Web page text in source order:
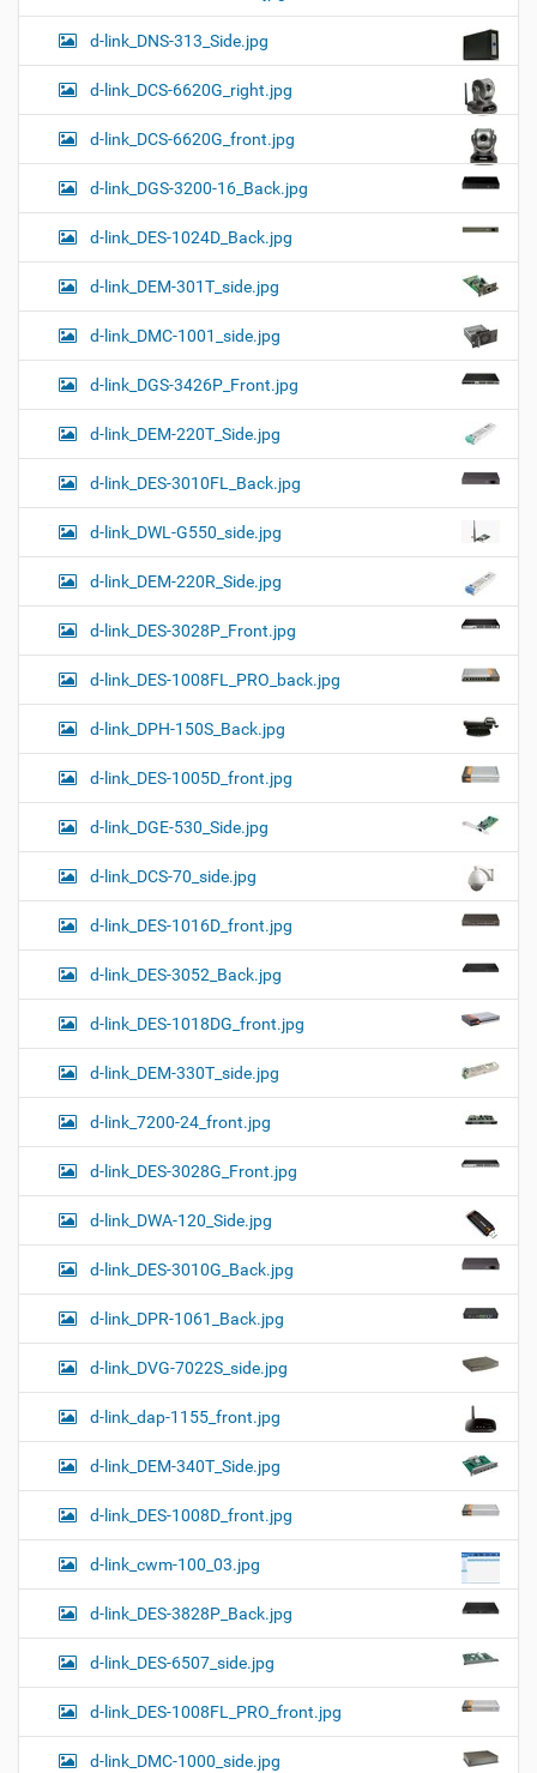
d-link_DNS-313_Side.jpg
d-link_DCS-6620G_right.jpg
d-link_DCS-6620G_front.jpg
d-link_DGS-3200-16_Back.jpg
d-link_DES-1024D_Back.jpg
d-link_DEM-301T_side.jpg
d-link_DMC-1001_side.jpg
d-link_DGS-3426P_Front.jpg
d-link_DEM-220T_Side.jpg
d-link_DES-3010FL_Back.jpg
d-link_DWL-G550_side.jpg
d-link_DEM-220R_Side.jpg
d-link_DES-3028P_Front.jpg
d-link_DES-1008FL_PRO_back.jpg
d-link_DPH-150S_Back.jpg
d-link_DES-1005D_front.jpg
d-link_DGE-530_Side.jpg
d-link_DCS-70_side.jpg
d-link_DES-1016D_front.jpg
d-link_DES-3052_Back.jpg
d-link_DES-1018DG_front.jpg
d-link_DEM-330T_side.jpg
d-link_7200-24_front.jpg
d-link_DES-3028G_Front.jpg
d-link_DWA-120_Side.jpg
d-link_DES-3010G_Back.jpg
d-link_DPR-1061_Back.jpg
d-link_DVG-7022S_side.jpg
d-link_dap-1155_front.jpg
d-link_DEM-340T_Side.jpg
d-link_DES-1008D_front.jpg
d-link_cwm-100_03.jpg
d-link_DES-3828P_Back.jpg
d-link_DES-6507_side.jpg
d-link_DES-1008FL_PRO_front.jpg
d-link_DMC-1000_side.jpg